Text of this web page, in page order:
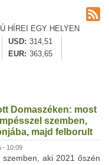
HÍREI EGY HELYEN
USD
314,51
EUR
363,65
Domaszéken: most
szemben,
majd felborult
- 10:09
aki 2021 őszén